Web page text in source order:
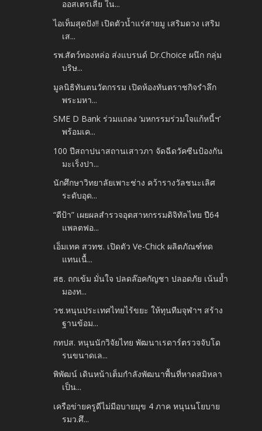
ออสเตรเลีย ใน...
ไอเท็มสุดปัง!! เปิดตัวน้ำแร่สายมู เสริมดวง เสริม
เส...
รพ.สัตว์ทองหล่อ ส่งแบรนด์ Dr.Choice ผนึก กลุ่ม
บริษ...
มูลนิธิทันตนวัตกรรม เปิดห้องทันตราชกิจรำลึก
พระมหา...
SME D Bank ร่วมแถลง ‘มหกรรมร่วมใจแก้หนี้ฯ’
พร้อมเค...
100 ปีสถาปนาสถานเสาวภา จัดฉีดวัคซีนป้องกัน
มะเร็งปา...
นักศึกษาวิทยาลัยเพาะช่าง คว้ารางวัลชนะเลิศ
ระดับอุด...
“ดีป้า” เผยผลสำรวจอุตสาหกรรมดิจิทัลไทย ปี64
แพลตฟอ...
เอ็มเทค สวทช. เปิดตัว Ve-Chick ผลิตภัณฑ์ทด
แทนเนื้...
สธ. ถกเข้ม มั่นใจ ปลดล๊อคกัญชา ปลอดภัย เน้นย้ำ
มองท...
วช.หนุนประเทศไทยไร้ขยะ ให้ทุนทีมจุฬาฯ สร้าง
ฐานข้อม...
กทปส. หนุนนักวิจัยไทย พัฒนาเรดาร์ตรวจจับโด
รนขนาดเล...
พิพัฒน์ เดินหน้าเต็มกำลังพัฒนาพื้นที่หาดสมิหลา
เป็น...
เครือข่ายครูดีไม่มีอบายมุข 4 ภาค หนุนนโยบาย
รมว.ศึ...